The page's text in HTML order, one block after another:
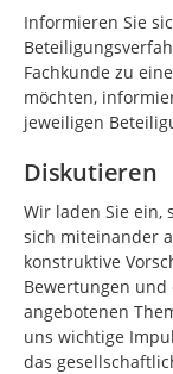
Informieren Sie
Fachkunde zu
möchten,
jeweiligen
Diskutieren
Wir laden Sie ein,
sich miteinander
konstruktive
Bewertungen und
angebotenen
uns wichtige
das